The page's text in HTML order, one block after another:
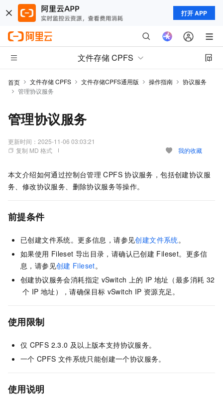
打开 APP
文件存储 CPFS
首页 文件存储 CPFS 文件存储CPFS通用版 操作指南
协议服务
管理协议服务
管理协议服务
更新时间： 2025-11-06 03:03:21
复制 MD 格式
我的收藏
本文介绍如何通过控制台管理 CPFS 协议服务，包括创建协议服
务、修改协议服务、删除协议服务等操作。
前提条件
已创建文件系统。更多信息，请参见创建文件系统。
如果使用 Fileset 导出目录，请确认已创建 Fileset。更多信
息，请参见创建 Fileset。
创建协议服务会消耗指定 vSwitch 上的 IP 地址（最多消耗 32
个 IP 地址），请确保目标 vSwitch IP 资源充足。
使用限制
仅 CPFS 2.3.0 及以上版本支持协议服务。
一个 CPFS 文件系统只能创建一个协议服务。
使用说明